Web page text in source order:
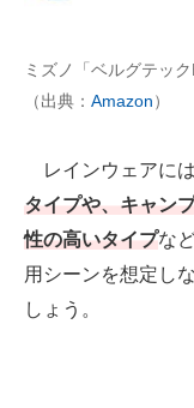
企業向けIT製品の総
製造業のIT導入・
モノづくり技術者
エレクトロニクス専
ミズノ「ベルグテッ
（出典： Amazon）
レインウェアには
タイプや、キャン
性の高いタイプな
用シーンを想定し
しょう。